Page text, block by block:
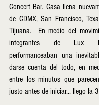
Concert Bar. Casa llena
de CDMX, San Francisco,
Tijuana.  En medio del
integrantes de Lux
performanceaban una
darse cuenta del todo, en
entre los minutos que
justo antes de iniciar... llego la